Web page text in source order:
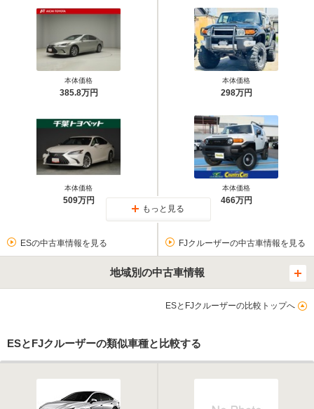
本体価格
385.8万円
本体価格
509万円
本体価格
298万円
本体価格
466万円
もっと見る
ESの中古車情報を見る FJクルーザーの中古車情報を見る
地域別の中古車情報
ESとFJクルーザーの比較トップへ
ESとFJクルーザーの類似車種と比較する